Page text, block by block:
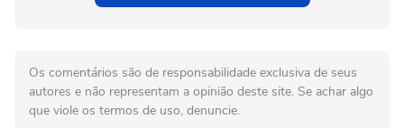
Os comentários são de responsabilidade exclusiva de seus
autores e não representam a opinião deste site. Se achar algo
que viole os termos de uso, denuncie.